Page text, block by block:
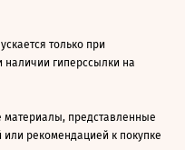
только при
наличии гиперссылки на
материалы, представленные
рекомендацией к покупке